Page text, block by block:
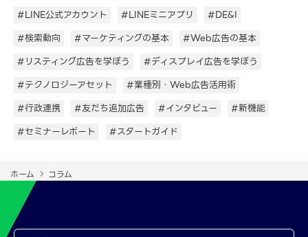
#LINE公式アカウント
#LINEミニアプリ
#DE&I
#検索動向
#マーケティングの基本
#Web広告の基本
#リスティング広告を学ぼう
#ディスプレイ広告を学ぼう
#テクノロジーアセット
#業種別・Web広告活用術
#行政連携
#友だち追加広告 #インタビュー
#新機能
#セミナーレポート
#スタートガイド
ホーム コラム